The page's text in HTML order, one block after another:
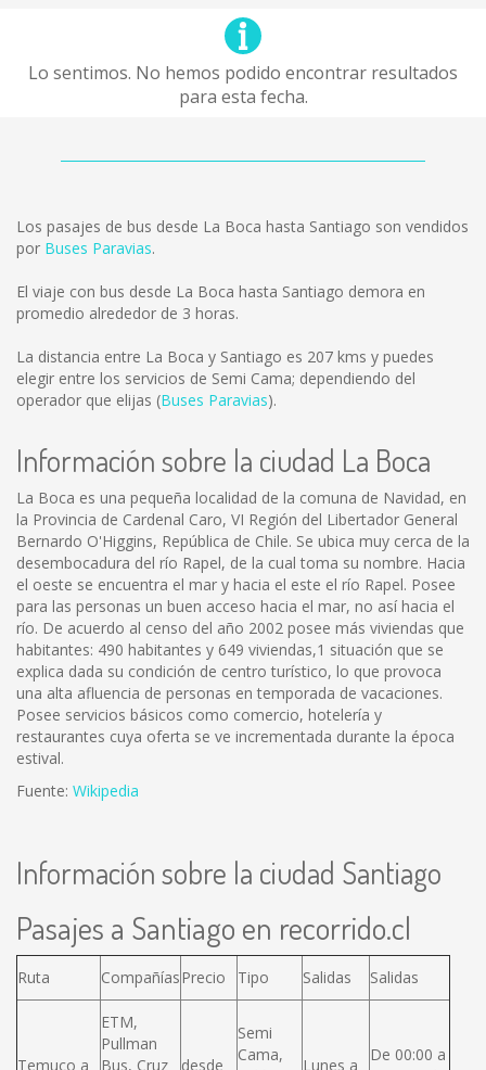
Lo sentimos. No hemos podido encontrar resultados
para esta fecha.
Los pasajes de bus desde La Boca hasta Santiago son vendidos
por Buses Paravias.
El viaje con bus desde La Boca hasta Santiago demora en
promedio alrededor de 3 horas.
La distancia entre La Boca y Santiago es 207 kms y puedes
elegir entre los servicios de Semi Cama; dependiendo del
operador que elijas (Buses Paravias).
Información sobre la ciudad La Boca
La Boca es una pequeña localidad de la comuna de Navidad, en
la Provincia de Cardenal Caro, VI Región del Libertador General
Bernardo O'Higgins, República de Chile. Se ubica muy cerca de la
desembocadura del río Rapel, de la cual toma su nombre. Hacia
el oeste se encuentra el mar y hacia el este el río Rapel. Posee
para las personas un buen acceso hacia el mar, no así hacia el
río. De acuerdo al censo del año 2002 posee más viviendas que
habitantes: 490 habitantes y 649 viviendas,1 situación que se
explica dada su condición de centro turístico, lo que provoca
una alta afluencia de personas en temporada de vacaciones.
Posee servicios básicos como comercio, hotelería y
restaurantes cuya oferta se ve incrementada durante la época
estival.
Fuente: Wikipedia
Información sobre la ciudad Santiago
Pasajes a Santiago en recorrido.cl
Ruta CompañíasPrecio Tipo Salidas Salidas
Temuco a
ETM,
Pullman
Bus, Cruz
desde
Semi
Cama,
Lunes a
De 00:00 a